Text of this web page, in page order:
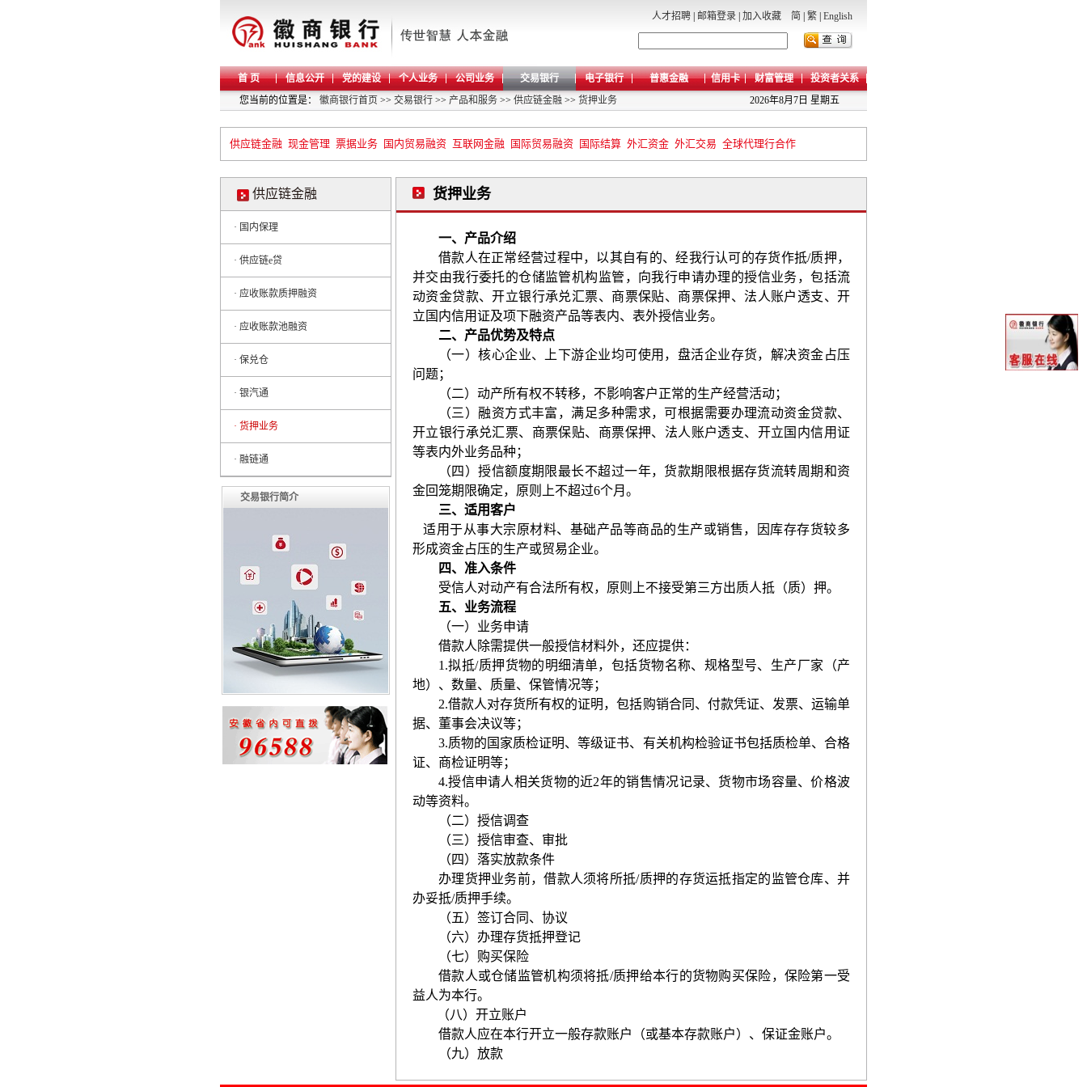
人才招聘 邮箱登录 加入收藏 简 繁 English
首 页 信息公开 党的建设 个人业务 公司业务 交易银行 电子银行 普惠金融 信用卡 财富管理
投资者关系
您当前的位置是： 徽商银行首页 >> 交易银行 >> 产品和服务 >> 供应链金融 >> 货押业务 2026年8月7日 星期五
供应链金融 现金管理 票据业务 国内贸易融资 互联网金融 国际贸易融资 国际结算 外汇资金 外汇交易 全球代理行合作
供应链金融
· 国内保理
· 供应链e贷
· 应收账款质押融资
· 应收账款池融资
· 保兑仓
· 银汽通
· 货押业务
· 融链通
交易银行简介
货押业务
一、产品介绍
借款人在正常经营过程中，以其自有的、经我行认可的存货作抵/质押，
并交由我行委托的仓储监管机构监管，向我行申请办理的授信业务，包括流
动资金贷款、开立银行承兑汇票、商票保贴、商票保押、法人账户透支、开
立国内信用证及项下融资产品等表内、表外授信业务。
二、产品优势及特点
（一）核心企业、上下游企业均可使用，盘活企业存货，解决资金占压
问题；
（二）动产所有权不转移，不影响客户正常的生产经营活动；
（三）融资方式丰富，满足多种需求，可根据需要办理流动资金贷款、
开立银行承兑汇票、商票保贴、商票保押、法人账户透支、开立国内信用证
等表内外业务品种；
（四）授信额度期限最长不超过一年，货款期限根据存货流转周期和资
金回笼期限确定，原则上不超过6个月。
三、适用客户
适用于从事大宗原材料、基础产品等商品的生产或销售，因库存存货较多
形成资金占压的生产或贸易企业。
四、准入条件
受信人对动产有合法所有权，原则上不接受第三方出质人抵（质）押。
五、业务流程
（一）业务申请
借款人除需提供一般授信材料外，还应提供：
1.拟抵/质押货物的明细清单，包括货物名称、规格型号、生产厂家（产
地）、数量、质量、保管情况等；
2.借款人对存货所有权的证明，包括购销合同、付款凭证、发票、运输单
据、董事会决议等；
3.质物的国家质检证明、等级证书、有关机构检验证书包括质检单、合格
证、商检证明等；
4.授信申请人相关货物的近2年的销售情况记录、货物市场容量、价格波
动等资料。
（二）授信调查
（三）授信审查、审批
（四）落实放款条件
办理货押业务前，借款人须将所抵/质押的存货运抵指定的监管仓库、并
办妥抵/质押手续。
（五）签订合同、协议
（六）办理存货抵押登记
（七）购买保险
借款人或仓储监管机构须将抵/质押给本行的货物购买保险，保险第一受
益人为本行。
（八）开立账户
借款人应在本行开立一般存款账户（或基本存款账户）、保证金账户。
（九）放款